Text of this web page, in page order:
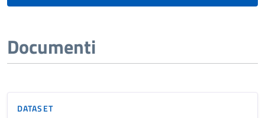
Documenti
DATASET